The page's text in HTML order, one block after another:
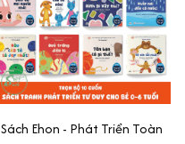
Sách Ehon - Phát Triển Toàn